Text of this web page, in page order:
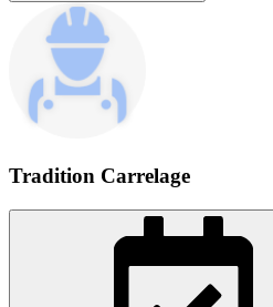
Tradition Carrelage